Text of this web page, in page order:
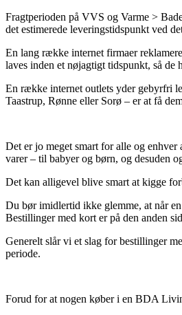
Fragtperioden på VVS og Varme >
det estimerede leveringstidspunkt ved
En lang række internet firmaer
laves inden et nøjagtigt tidspunkt, så de
En række internet outlets yder gebyrfri
Taastrup, Rønne eller Sorø – er at få
Det er jo meget smart for alle og
varer – til babyer og børn, og desuden
Det kan alligevel blive smart at kigge
Du bør imidlertid ikke glemme, at når
Bestillinger med kort er på den anden
Generelt slår vi et slag for bestillinger
periode.
Forud for at nogen køber i en BDA